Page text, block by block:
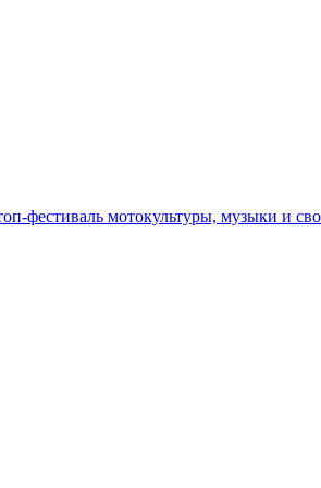
фестиваль мотокультуры, музыки и